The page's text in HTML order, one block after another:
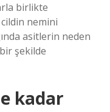
birlikte
nemini
asitlerin neden
şekilde
kadar